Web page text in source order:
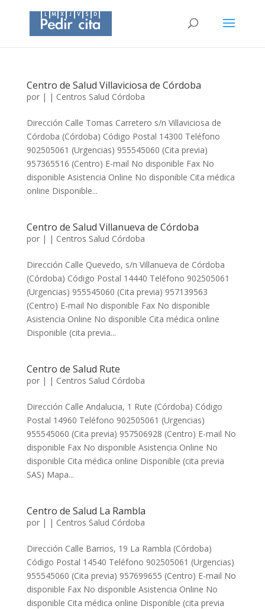
Centro de Salud Villaviciosa de Córdoba
por | | Centros Salud Córdoba
Dirección Calle Tomas Carretero s/n Villaviciosa de
Córdoba (Córdoba) Código Postal 14300 Teléfono
902505061 (Urgencias) 955545060 (Cita previa)
957365516 (Centro) E-mail No disponible Fax No
disponible Asistencia Online No disponible Cita médica
online Disponible...
Centro de Salud Villanueva de Córdoba
por | | Centros Salud Córdoba
Dirección Calle Quevedo, s/n Villanueva de Córdoba
(Córdoba) Código Postal 14440 Teléfono 902505061
(Urgencias) 955545060 (Cita previa) 957139563
(Centro) E-mail No disponible Fax No disponible
Asistencia Online No disponible Cita médica online
Disponible (cita previa...
Centro de Salud Rute
por | | Centros Salud Córdoba
Dirección Calle Andalucia, 1 Rute (Córdoba) Código
Postal 14960 Teléfono 902505061 (Urgencias)
955545060 (Cita previa) 957506928 (Centro) E-mail No
disponible Fax No disponible Asistencia Online No
disponible Cita médica online Disponible (cita previa
SAS) Mapa...
Centro de Salud La Rambla
por | | Centros Salud Córdoba
Dirección Calle Barrios, 19 La Rambla (Córdoba)
Código Postal 14540 Teléfono 902505061 (Urgencias)
955545060 (Cita previa) 957699655 (Centro) E-mail No
disponible Fax No disponible Asistencia Online No
disponible Cita médica online Disponible (cita previa